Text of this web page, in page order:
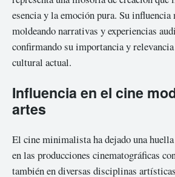
esencia y la emoción pura. Su
moldeando narrativas y experiencias
confirmando su importancia y
cultural actual.
Influencia en el cine
artes
El cine minimalista ha dejado una
en las producciones cinematográficas
también en diversas disciplinas